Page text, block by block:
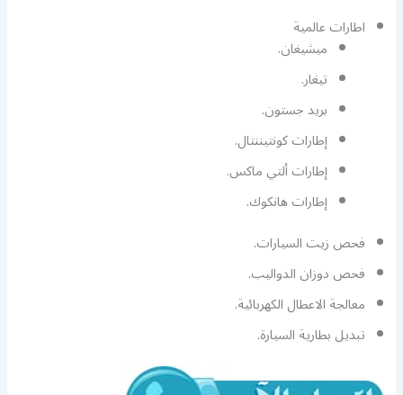
اطارات عالمية
ميشيغان.
تيغار.
بريد جستون.
إطارات كونتيننتال.
إطارات ألتي ماكس.
إطارات هانكوك.
فحص زيت السيارات.
فحص دوزان الدواليب.
معالجة الاعطال الكهربائية.
تبديل بطارية السيارة.